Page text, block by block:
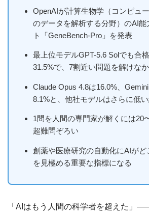
OpenAIが計算生物学（コンピュ
のデータを解析する分野）のAI能
ト「GeneBench-Pro」を発表
最上位モデルGPT-5.6 Solでも合
31.5%で、7割近い問題を解けな
Claude Opus 4.8は16.0%、
8.1%と、他社モデルはさらに低
1問を人間の専門家が解くには20
超難問ぞろい
創薬や医療研究の自動化にAIが
を見極める重要な指標になる
「AIはもう人間の科学者を超えた」